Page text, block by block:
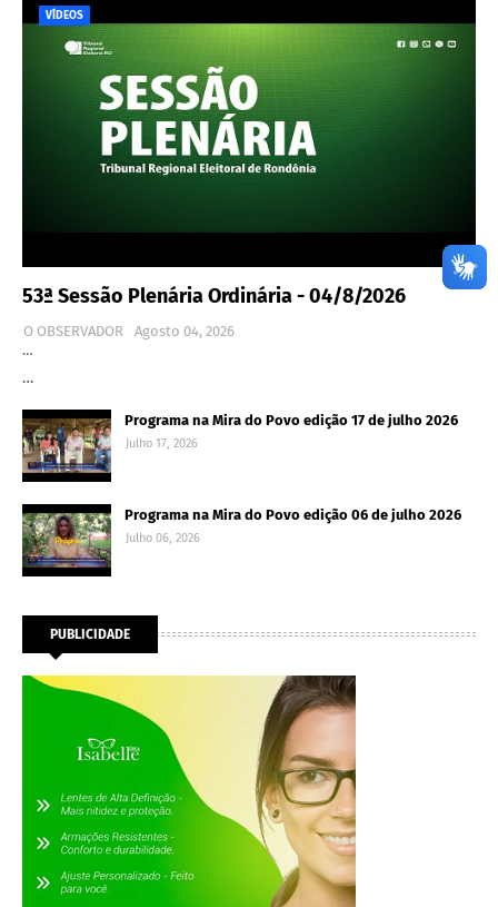
VÍDEOS
53ª Sessão Plenária Ordinária - 04/8/2026
O OBSERVADOR
Agosto 04, 2026
…
…
Programa na Mira do Povo edição 17 de julho 2026
Julho 17, 2026
Programa na Mira do Povo edição 06 de julho 2026
Julho 06, 2026
PUBLICIDADE